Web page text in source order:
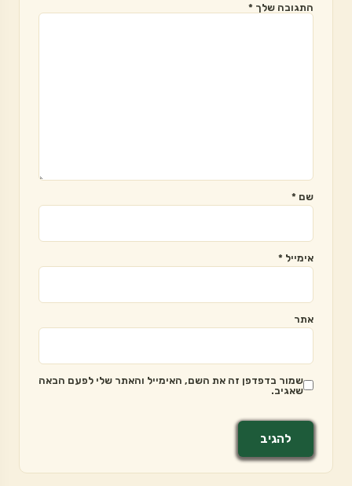
התגובה שלך *
שם *
אימייל *
אתר
שמור בדפדפן זה את השם, האימייל והאתר שלי לפעם הבאה
שאגיב.